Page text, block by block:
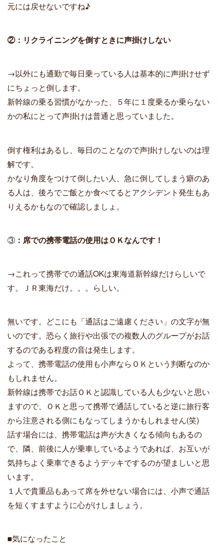
元には戻せないですね♪
②：リクライニングを倒すときに声掛けしない
→以外にも通勤で毎日乗っている人は基本的に声掛けせず
にちょっと倒します。
新幹線の乗る習慣がなかった、５年に１度乗るか乗らない
かの私にとって声掛けは普通と思っていました。
倒す権利はあるし、毎日のことなので声掛けしないのは理
解です。
かなり角度をつけて倒したい人、急に倒してしまう癖のあ
る人は、後ろでご飯とか食べてるとアクシデント発生もあ
りえるかもなので確認しましょ。
③：席での携帯電話の使用はＯＫなんです！
→これって携帯での通話OKは東海道新幹線だけらしいで
す。ＪＲ東海だけ。。。らしい。
無いです。どこにも「通話はご遠慮ください」の文字が無
いのです。恐らく旅行や出張での複数人のグループがお話
するのである程度の音は発生します。
よって、携帯電話の使用も小声ならＯＫという判断なのか
もしれません。
新幹線は携帯でお話ＯＫと認識している人も少ないと思い
ますので、ＯＫと思って携帯で通話していると逆に旅行客
から注意される側にもなってしまうかもしれません(笑)
話す場合には、携帯電話は声が大きくなる傾向もあるの
で、隣、前後に人が乗車しているようであれば、お互いが
気持ちよく乗車できるようデッキでするのが望ましいと思
います。
１人で貴重品もあって席を外せない場合には、小声で通話
を短くすますように心がけしましょう。
■気になったこと